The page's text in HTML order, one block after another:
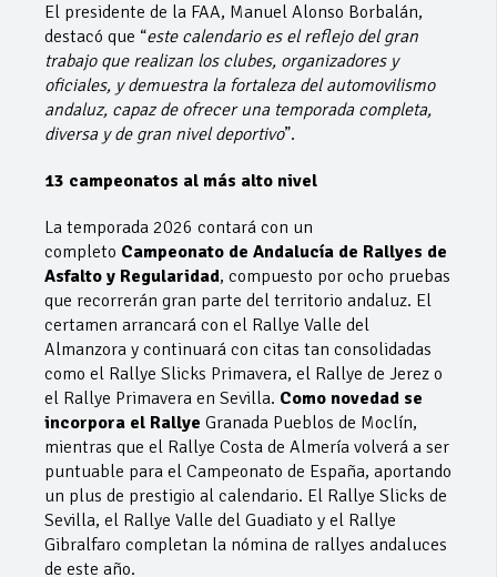
El presidente de la FAA, Manuel Alonso Borbalán,
destacó que “este calendario es el reflejo del gran
trabajo que realizan los clubes, organizadores y
oficiales, y demuestra la fortaleza del automovilismo
andaluz, capaz de ofrecer una temporada completa,
diversa y de gran nivel deportivo”.
13 campeonatos al más alto nivel
La temporada 2026 contará con un
completo Campeonato de Andalucía de Rallyes de
Asfalto y Regularidad, compuesto por ocho pruebas
que recorrerán gran parte del territorio andaluz. El
certamen arrancará con el Rallye Valle del
Almanzora y continuará con citas tan consolidadas
como el Rallye Slicks Primavera, el Rallye de Jerez o
el Rallye Primavera en Sevilla. Como novedad se
incorpora el Rallye Granada Pueblos de Moclín,
mientras que el Rallye Costa de Almería volverá a ser
puntuable para el Campeonato de España, aportando
un plus de prestigio al calendario. El Rallye Slicks de
Sevilla, el Rallye Valle del Guadiato y el Rallye
Gibralfaro completan la nómina de rallyes andaluces
de este año.